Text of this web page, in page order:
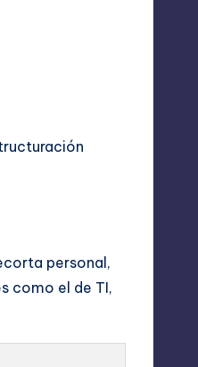
personal,
como el de TI,